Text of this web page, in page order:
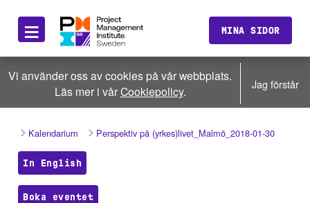
≡ MINA SIDOR
Vi använder oss av cookies på vår webbplats.
Läs mer i vårCookiepolicy. Jag förstår
Kalendarium Perspektiv på (yrkes)livet_Malmö_2018-01-30
In English
Boka eventet